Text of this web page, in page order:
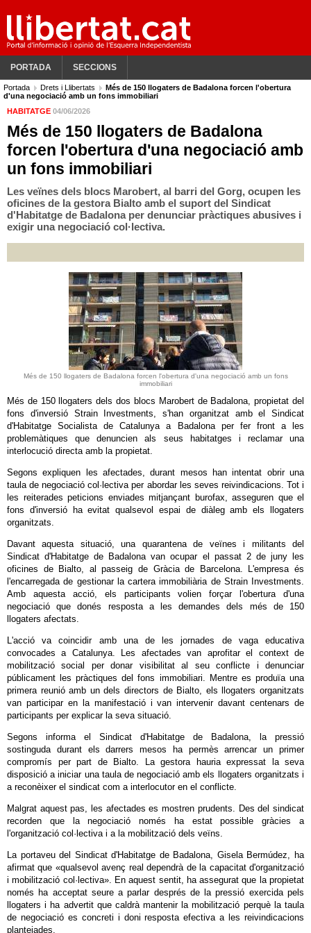
PORTADA SECCIONS
Portada Drets i Llibertats
Més de 150 llogaters de Badalona forcen l'obertura
d'una negociació amb un fons immobiliari
HABITATGE 04/06/2026
Més de 150 llogaters de Badalona
forcen l'obertura d'una negociació amb
un fons immobiliari
Les veïnes dels blocs Marobert, al barri del Gorg, ocupen les
oficines de la gestora Bialto amb el suport del Sindicat
d'Habitatge de Badalona per denunciar pràctiques abusives i
exigir una negociació col·lectiva.
Més de 150 llogaters de Badalona forcen l'obertura d'una negociació amb un fons
immobiliari
Més de 150 llogaters dels dos blocs Marobert de Badalona, propietat del
fons d'inversió Strain Investments, s'han organitzat amb el Sindicat
d'Habitatge Socialista de Catalunya a Badalona per fer front a les
problemàtiques que denuncien als seus habitatges i reclamar una
interlocució directa amb la propietat.
Segons expliquen les afectades, durant mesos han intentat obrir una
taula de negociació col·lectiva per abordar les seves reivindicacions. Tot i
les reiterades peticions enviades mitjançant burofax, asseguren que el
fons d'inversió ha evitat qualsevol espai de diàleg amb els llogaters
organitzats.
Davant aquesta situació, una quarantena de veïnes i militants del
Sindicat d'Habitatge de Badalona van ocupar el passat 2 de juny les
oficines de Bialto, al passeig de Gràcia de Barcelona. L'empresa és
l'encarregada de gestionar la cartera immobiliària de Strain Investments.
Amb aquesta acció, els participants volien forçar l'obertura d'una
negociació que donés resposta a les demandes dels més de 150
llogaters afectats.
L'acció va coincidir amb una de les jornades de vaga educativa
convocades a Catalunya. Les afectades van aprofitar el context de
mobilització social per donar visibilitat al seu conflicte i denunciar
públicament les pràctiques del fons immobiliari. Mentre es produïa una
primera reunió amb un dels directors de Bialto, els llogaters organitzats
van participar en la manifestació i van intervenir davant centenars de
participants per explicar la seva situació.
Segons informa el Sindicat d'Habitatge de Badalona, la pressió
sostinguda durant els darrers mesos ha permès arrencar un primer
compromís per part de Bialto. La gestora hauria expressat la seva
disposició a iniciar una taula de negociació amb els llogaters organitzats i
a reconèixer el sindicat com a interlocutor en el conflicte.
Malgrat aquest pas, les afectades es mostren prudents. Des del sindicat
recorden que la negociació només ha estat possible gràcies a
l'organització col·lectiva i a la mobilització dels veïns.
La portaveu del Sindicat d'Habitatge de Badalona, Gisela Bermúdez, ha
afirmat que «qualsevol avenç real dependrà de la capacitat d'organització
i mobilització col·lectiva». En aquest sentit, ha assegurat que la propietat
només ha acceptat seure a parlar després de la pressió exercida pels
llogaters i ha advertit que caldrà mantenir la mobilització perquè la taula
de negociació es concreti i doni resposta efectiva a les reivindicacions
plantejades.